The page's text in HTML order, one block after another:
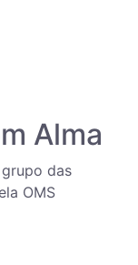
Alma
das
OMS